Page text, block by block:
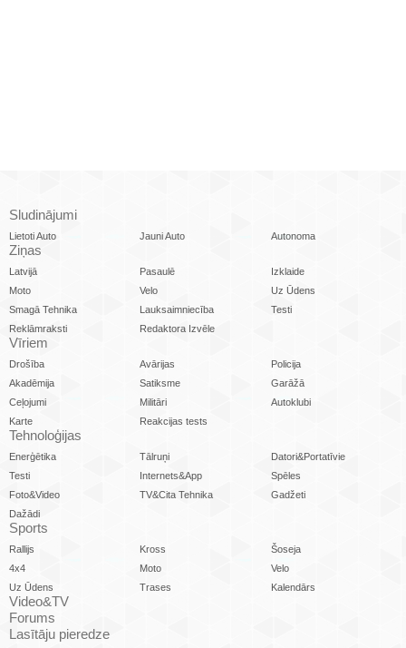
Sludinājumi
Lietoti Auto Jauni Auto Autonoma
Ziņas
Latvijā Pasaulē
Izklaide
Moto
Velo
Uz Ūdens
Smagā Tehnika
Lauksaimniecība
Testi
Reklāmraksti
Redaktora Izvēle
Vīriem
Drošība Avārijas
Policija
Akadēmija
Satiksme
Garāžā
Ceļojumi
Militāri
Autoklubi
Karte
Reakcijas tests
Tehnoloģijas
Enerģētika Tālruņi
Datori&Portatīvie
Testi
Internets&App
Spēles
Foto&Video
TV&Cita Tehnika
Gadžeti
Dažādi
Sports
Rallijs Kross
Šoseja
4x4
Moto
Velo
Uz Ūdens
Trases Kalendārs
Video&TV
Forums
Lasītāju pieredze